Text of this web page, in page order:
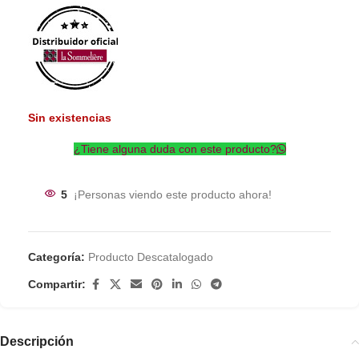
Sin existencias
¿Tiene alguna duda con este producto?
5 ¡Personas viendo este producto ahora!
Categoría: Producto Descatalogado
Compartir:
Descripción